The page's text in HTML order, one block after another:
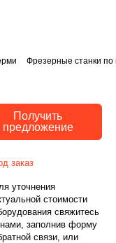
Фрезерные станки
Получить
предложение
заказ
уточнения
стоимости
свяжитесь
заполнив форму
связи, или